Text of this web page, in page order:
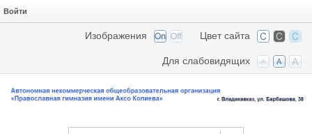
Войти
Цвет сайта
Изображения
Для слабовидящих